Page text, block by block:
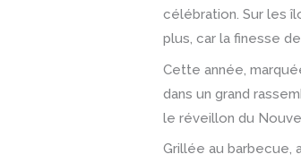
célébration. Sur les
plus, car la finesse
Cette année,
dans un grand
le réveillon du
Grillée au barbecue,